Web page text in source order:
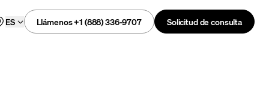
ES Llámenos +1 (888) 336-9707 Solicitud de consulta